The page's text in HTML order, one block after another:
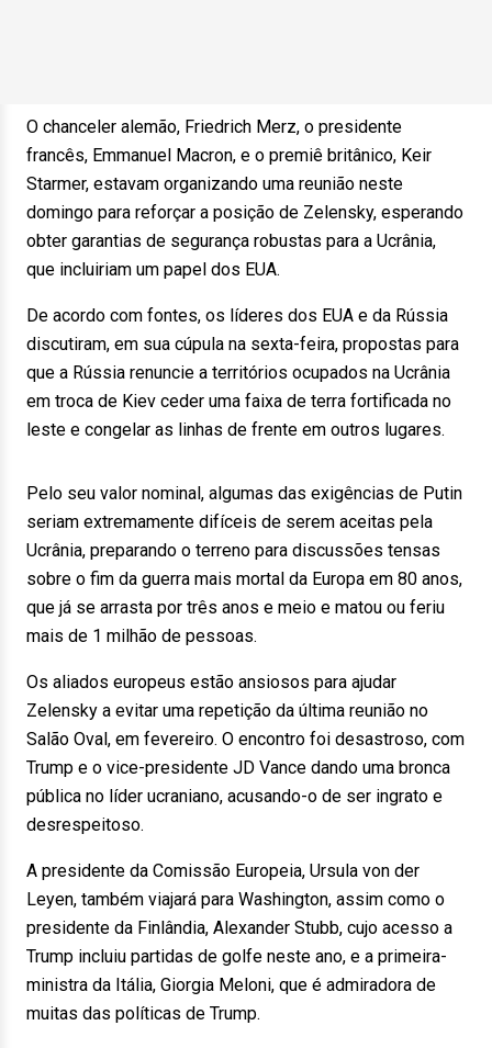
O chanceler alemão, Friedrich Merz, o presidente
francês, Emmanuel Macron, e o premiê britânico, Keir
Starmer, estavam organizando uma reunião neste
domingo para reforçar a posição de Zelensky, esperando
obter garantias de segurança robustas para a Ucrânia,
que incluiriam um papel dos EUA.
De acordo com fontes, os líderes dos EUA e da Rússia
discutiram, em sua cúpula na sexta-feira, propostas para
que a Rússia renuncie a territórios ocupados na Ucrânia
em troca de Kiev ceder uma faixa de terra fortificada no
leste e congelar as linhas de frente em outros lugares.
Pelo seu valor nominal, algumas das exigências de Putin
seriam extremamente difíceis de serem aceitas pela
Ucrânia, preparando o terreno para discussões tensas
sobre o fim da guerra mais mortal da Europa em 80 anos,
que já se arrasta por três anos e meio e matou ou feriu
mais de 1 milhão de pessoas.
Os aliados europeus estão ansiosos para ajudar
Zelensky a evitar uma repetição da última reunião no
Salão Oval, em fevereiro. O encontro foi desastroso, com
Trump e o vice-presidente JD Vance dando uma bronca
pública no líder ucraniano, acusando-o de ser ingrato e
desrespeitoso.
A presidente da Comissão Europeia, Ursula von der
Leyen, também viajará para Washington, assim como o
presidente da Finlândia, Alexander Stubb, cujo acesso a
Trump incluiu partidas de golfe neste ano, e a primeira-
ministra da Itália, Giorgia Meloni, que é admiradora de
muitas das políticas de Trump.